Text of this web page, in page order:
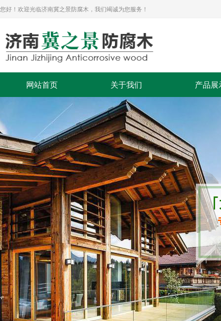
您好！欢迎光临济南冀之景防腐木，我们竭诚为您服务！
网站首页 关于我们 产品展